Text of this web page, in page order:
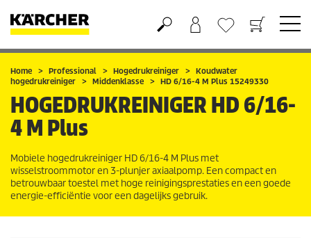
Boodschappenmandje
Verlanglijstje
Home Professional Hogedrukreiniger
Koudwater
hogedrukreiniger
Middenklasse HD 6/16-4 M Plus 15249330
HOGEDRUKREINIGERHD 6/16-
4 M Plus
Mobiele hogedrukreiniger HD 6/16-4 M Plus met
wisselstroommotor en 3-plunjer axiaalpomp. Een compact en
betrouwbaar toestel met hoge reinigingsprestaties en een goede
energie-efficiëntie voor een dagelijks gebruik.